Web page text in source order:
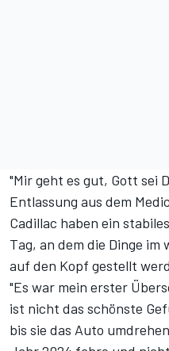
"Mir geht es gut, Gott sei
Entlassung aus dem
Cadillac haben ein
Tag, an dem die Dinge
auf den Kopf gestellt
"Es war mein erster
ist nicht das schönste
bis sie das Auto